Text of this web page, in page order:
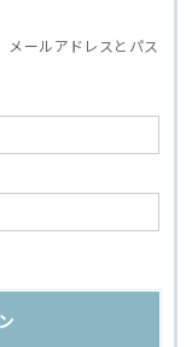
メールアドレスとパス